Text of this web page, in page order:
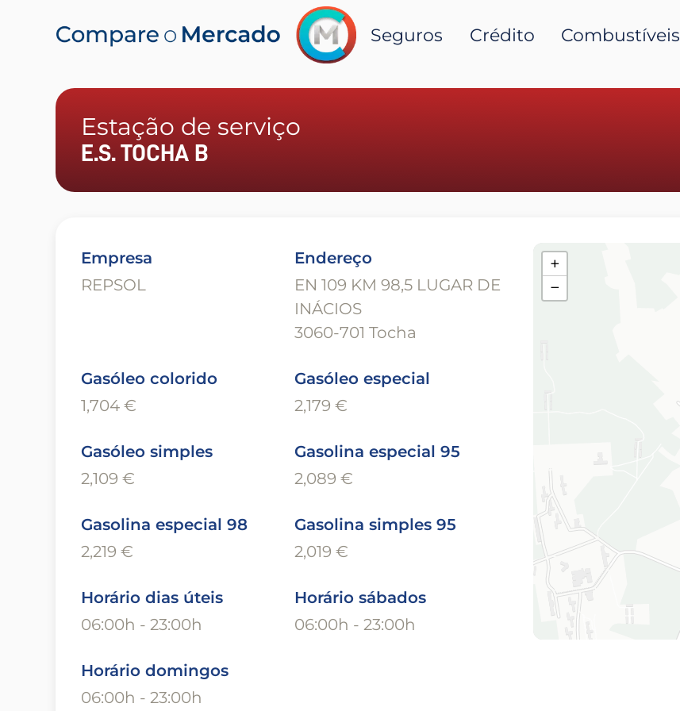
Seguros Crédito Combustíveis
Estação de serviço
E.S. TOCHA B
Empresa
REPSOL
Endereço
EN 109 KM 98,5 LUGAR DE
INÁCIOS
3060-701 Tocha
Gasóleo colorido
1,704 €
Gasóleo especial
2,179 €
Gasóleo simples
2,109 €
Gasolina especial 95
2,089 €
Gasolina especial 98
2,219 €
Gasolina simples 95
2,019 €
Horário dias úteis
06:00h - 23:00h
Horário sábados
06:00h - 23:00h
Horário domingos
06:00h - 23:00h
+
−